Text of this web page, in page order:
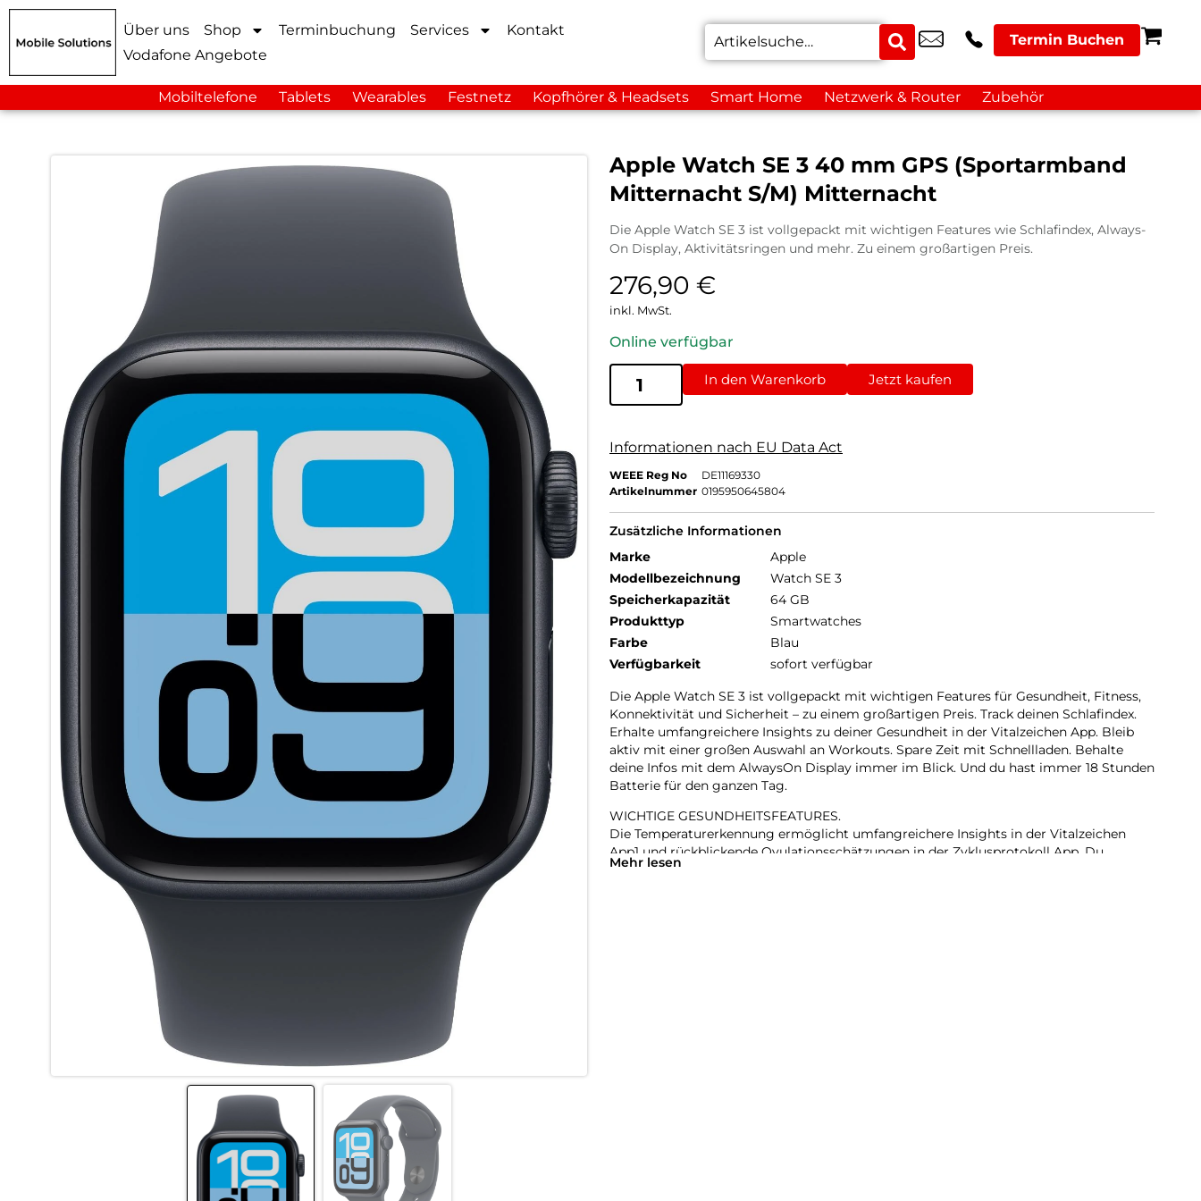
Über uns Shop Terminbuchung Services
Kontakt
Vodafone Angebote
Termin Buchen
Mobiltelefone Tablets Wearables Festnetz Kopfhörer & Headsets Smart Home Netzwerk & Router Zubehör
Apple Watch SE 3 40 mm GPS (Sportarmband
Mitternacht S/M) Mitternacht
Die Apple Watch SE 3 ist vollgepackt mit wichtigen Features wie Schlafindex, Always-
On Display, Aktivitätsringen und mehr. Zu einem großartigen Preis.
276,90 €
inkl. MwSt.
Online verfügbar
In den Warenkorb Jetzt kaufen
Informationen nach EU Data Act
WEEE Reg No
DE11169330
Artikelnummer 0195950645804
Zusätzliche Informationen
Marke
Apple
Modellbezeichnung
Watch SE 3
Speicherkapazität
64 GB
Produkttyp
Smartwatches
Farbe
Blau
Verfügbarkeit
sofort verfügbar
Die Apple Watch SE 3 ist vollgepackt mit wichtigen Features für Gesundheit, Fitness,
Konnektivität und Sicherheit – zu einem großartigen Preis. Track deinen Schlafindex.
Erhalte umfangreichere Insights zu deiner Gesundheit in der Vitalzeichen App. Bleib
aktiv mit einer großen Auswahl an Workouts. Spare Zeit mit Schnellladen. Behalte
deine Infos mit dem AlwaysOn Display immer im Blick. Und du hast immer 18 Stunden
Batterie für den ganzen Tag.
WICHTIGE GESUNDHEITSFEATURES.
Die Temperaturerkennung ermöglicht umfangreichere Insights in der Vitalzeichen
App1 und rückblickende Ovulationsschätzungen in der Zyklusprotokoll App. Du
bekommst einen täglichen Schlafindex, Mitteilungen bei Schlafapnoe und kannst dich
Mehr lesen